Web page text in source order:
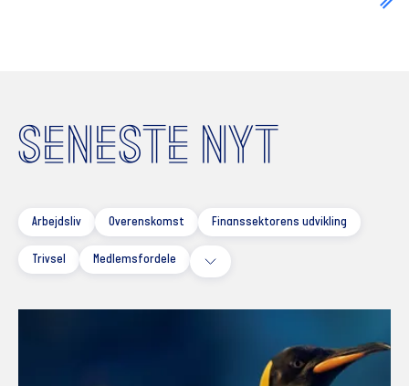
SENESTE NYT
Arbejdsliv Overenskomst Finanssektorens udvikling
Trivsel Medlemsfordele